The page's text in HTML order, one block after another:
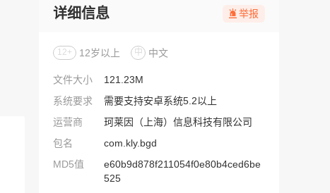
详细信息 举报
12+ 12岁以上 中 中文
文件大小
121.23M
系统要求
需要支持安卓系统5.2以上
运营商
珂莱因（上海）信息科技有限公司
包名
com.kly.bgd
MD5值
e60b9d878f211054f0e80b4ced6be
525